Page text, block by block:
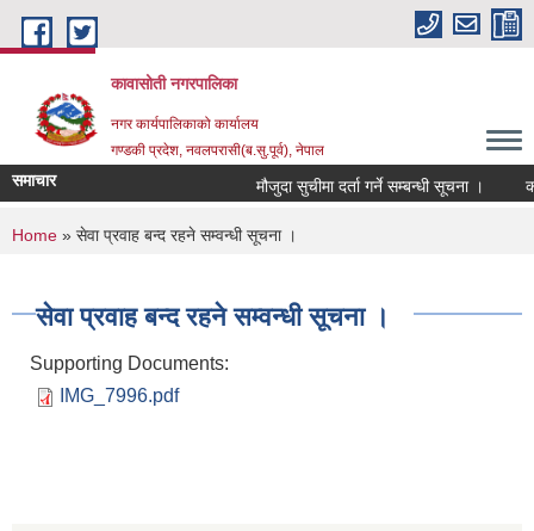
Skip to main content
कावासोती नगरपालिका
नगर कार्यपालिकाको कार्यालय
गण्डकी प्रदेश, नवलपरासी(ब.सु.पूर्व), नेपाल
समाचार मौजुदा सुचीमा दर्ता गर्ने सम्बन्धी सूचना ।
You are here
Home » सेवा प्रवाह बन्द रहने सम्वन्धी सूचना ।
सेवा प्रवाह बन्द रहने सम्वन्धी सूचना ।
Supporting Documents:
IMG_7996.pdf